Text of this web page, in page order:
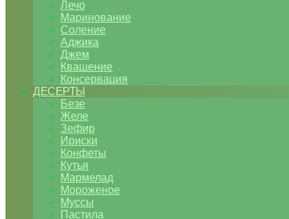
Лечо
Маринование
Соление
Аджика
Джем
Квашение
Консервация
ДЕСЕРТЫ
Безе
Желе
Зефир
Ириски
Конфеты
Кутья
Мармелад
Мороженое
Муссы
Пастила